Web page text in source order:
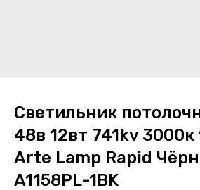
Светильник
48в 12вт 741kv 3000к
Arte Lamp Rapid
A1158PL-1BK